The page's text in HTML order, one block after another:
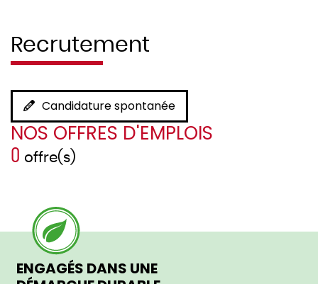
Recrutement
Candidature spontanée
NOS OFFRES D'EMPLOIS
0 offre(s)
ENGAGÉS DANS UNE